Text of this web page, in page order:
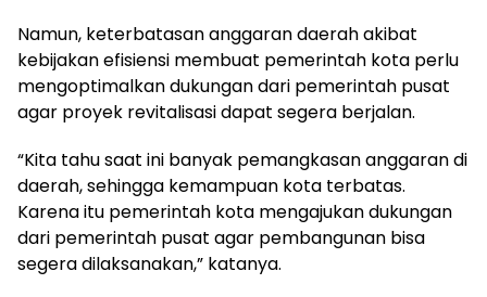
Namun, keterbatasan anggaran daerah akibat
kebijakan efisiensi membuat pemerintah kota perlu
mengoptimalkan dukungan dari pemerintah pusat
agar proyek revitalisasi dapat segera berjalan.
“Kita tahu saat ini banyak pemangkasan anggaran di
daerah, sehingga kemampuan kota terbatas.
Karena itu pemerintah kota mengajukan dukungan
dari pemerintah pusat agar pembangunan bisa
segera dilaksanakan,” katanya.